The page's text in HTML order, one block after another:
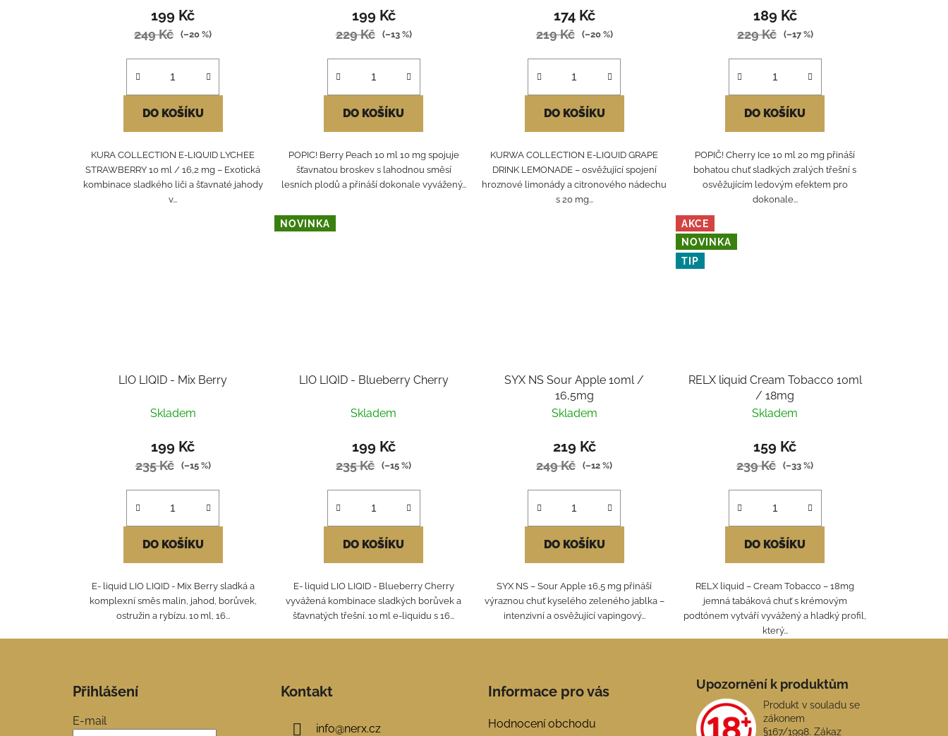
199 Kč
249 Kč (–20 %)
DO KOŠÍKU
KURA COLLECTION E-LIQUID LYCHEE
STRAWBERRY 10 ml / 16,2 mg – Exotická
kombinace sladkého liči a šťavnaté jahody
v...
199 Kč
229 Kč (–13 %)
DO KOŠÍKU
POPIC! Berry Peach 10 ml 10 mg spojuje
šťavnatou broskev s lahodnou směsí
lesních plodů a přináší dokonale vyvážený...
174 Kč
219 Kč (–20 %)
DO KOŠÍKU
KURWA COLLECTION E-LIQUID GRAPE
DRINK LEMONADE – osvěžující spojení
hroznové limonády a citronového nádechu
s 20 mg...
189 Kč
229 Kč (–17 %)
DO KOŠÍKU
POPIČ! Cherry Ice 10 ml 20 mg přináší
bohatou chuť sladkých zralých třešní s
osvěžujícím ledovým efektem pro
dokonale...
LIO LIQID - Mix Berry
Skladem
199 Kč
235 Kč (–15 %)
DO KOŠÍKU
E- liquid LIO LIQID - Mix Berry sladká a
komplexní směs malin, jahod, borůvek,
ostružin a rybízu. 10 ml, 16...
NOVINKA
LIO LIQID - Blueberry Cherry
Skladem
199 Kč
235 Kč (–15 %)
DO KOŠÍKU
E- liquid LIO LIQID - Blueberry Cherry
vyvážená kombinace sladkých borůvek a
šťavnatých třešní. 10 ml e-liquidu s 16...
SYX NS Sour Apple 10ml /
16,5mg
Skladem
219 Kč
249 Kč (–12 %)
DO KOŠÍKU
SYX NS – Sour Apple 16,5 mg přináší
výraznou chuť kyselého zeleného jablka –
intenzivní a osvěžující vapingový...
AKCE
NOVINKA
TIP
RELX liquid Cream Tobacco 10ml
/ 18mg
Skladem
159 Kč
239 Kč (–33 %)
DO KOŠÍKU
RELX liquid – Cream Tobacco – 18mg
jemná tabáková chuť s krémovým
podtónem vytváří vyvážený a hladký profil,
který...
Přihlášení
E-mail
Kontakt
info@nerx.cz
Informace pro vás
Hodnocení obchodu
Upozornění k produktům
Produkt v souladu se
zákonem
§167/1998. Zákaz